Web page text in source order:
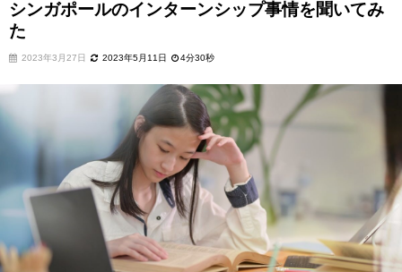
シンガポールのインターンシップ事情を聞いてみ
た
2023年3月27日 2023年5月11日 4分30秒